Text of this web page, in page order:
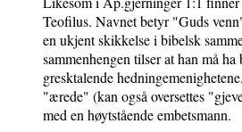
Teofilus. Navnet betyr "Guds
en ukjent skikkelse i bibelsk
sammenhengen tilser at han må
gresktalende
"ærede" (kan også oversettes
med en høytstående embetsmann.